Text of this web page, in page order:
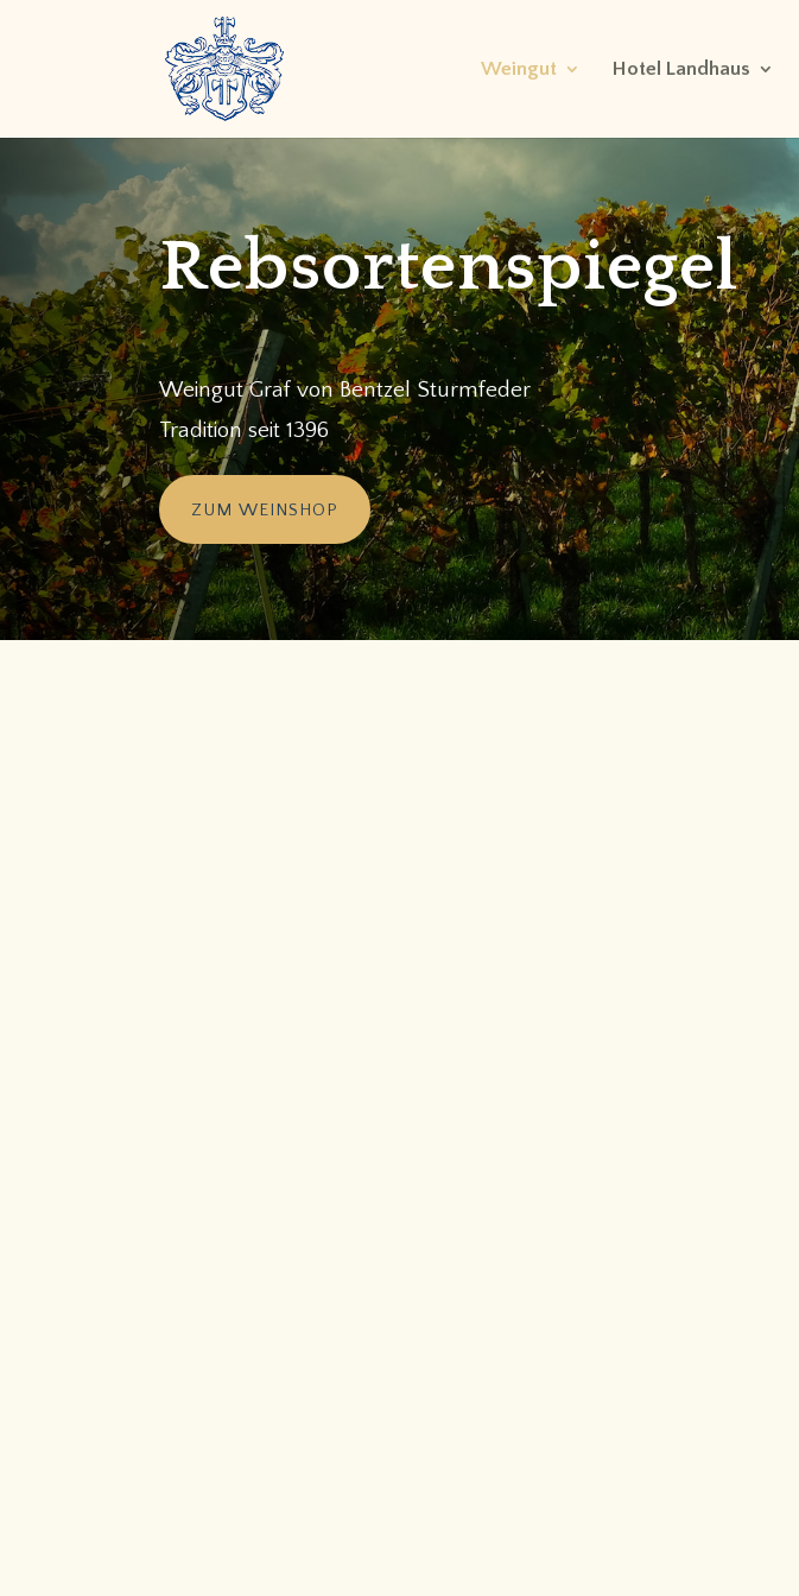
Weingut Hotel Landhaus
Rebsortenspiegel
Weingut Graf von Bentzel Sturmfeder
Tradition seit 1396
ZUM WEINSHOP